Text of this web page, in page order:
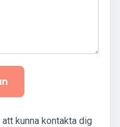
kunna kontakta dig